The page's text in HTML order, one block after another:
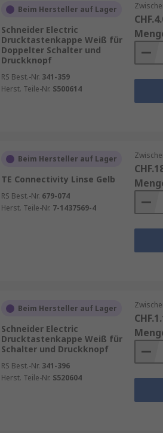
Beim Hersteller auf Lager
Schneider Electric
Drucktastenkappe Weiß für
Doppelter Schalter und
Druckknopf
RS Best.-Nr. 341-359
Herst. Teile-Nr. S500614
Beim Hersteller auf Lager
TE Connectivity Linse Gelb
RS Best.-Nr. 679-074
Herst. Teile-Nr. 7-1437569-4
Beim Hersteller auf Lager
Schneider Electric
Drucktastenkappe Weiß für
Schalter und Druckknopf
RS Best.-Nr. 341-396
Herst. Teile-Nr. S520604